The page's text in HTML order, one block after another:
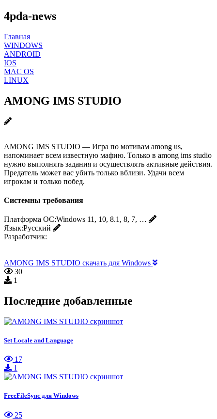
4pda-news
Главная
WINDOWS
ANDROID
IOS
MAC OS
LINUX
AMONG IMS STUDIO
AMONG IMS STUDIO — Игра по мотивам among us,
напоминает всем известную мафию. Только в among ims studio
нужно выполнять задания и осуществлять активные действия.
Предатель может вас убить только вблизи. Удачи всем
игрокам и только побед.
Системны требования
Платформа ОС:Windows 11, 10, 8.1, 8, 7, …
Язык:Русский
Разработчик:
AMONG IMS STUDIO скачать для Windows
30
1
Последние добавленные
Set Locale and Language
17
1
FreeFileSync для Windows
25